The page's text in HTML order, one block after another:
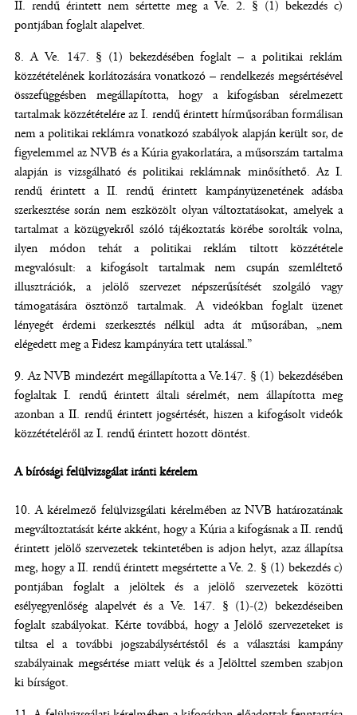
II. rendű érintett nem sértette meg a Ve. 2. § (1) bekezdés c)
pontjában foglalt alapelvet.
A Ve. 147. § (1) bekezdésében foglalt – a politikai reklám
közzétételének korlátozására vonatkozó – rendelkezés megsértésével
összefüggésben megállapította, hogy a kifogásban sérelmezett
tartalmak közzétételére az I. rendű érintett hírműsorában formálisan
nem a politikai reklámra vonatkozó szabályok alapján került sor, de
figyelemmel az NVB és a Kúria gyakorlatára, a műsorszám tartalma
alapján is vizsgálható és politikai reklámnak minősíthető. Az I.
rendű érintett a II. rendű érintett kampányüzenetének adásba
szerkesztése során nem eszközölt olyan változtatásokat, amelyek a
tartalmat a közügyekről szóló tájékoztatás körébe sorolták volna,
ilyen módon tehát a politikai reklám tiltott közzététele
megvalósult: a kifogásolt tartalmak nem csupán szemléltető
illusztrációk, a jelölő szervezet népszerűsítését szolgáló vagy
támogatására ösztönző tartalmak. A videókban foglalt üzenet
lényegét érdemi szerkesztés nélkül adta át műsorában, „nem
elégedett meg a Fidesz kampányára tett utalással.”
Az NVB mindezért megállapította a Ve.147. § (1) bekezdésében
foglaltak I. rendű érintett általi sérelmét, nem állapította meg
azonban a II. rendű érintett jogsértését, hiszen a kifogásolt videók
közzétételéről az I. rendű érintett hozott döntést.
A bírósági felülvizsgálat iránti kérelem
A kérelmező felülvizsgálati kérelmében az NVB határozatának
megváltoztatását kérte akként, hogy a Kúria a kifogásnak a II. rendű
érintett jelölő szervezetek tekintetében is adjon helyt, azaz állapítsa
meg, hogy a II. rendű érintett megsértette a Ve. 2. § (1) bekezdés c)
pontjában foglalt a jelöltek és a jelölő szervezetek közötti
esélyegyenlőség alapelvét és a Ve. 147. § (1)-(2) bekezdéseiben
foglalt szabályokat. Kérte továbbá, hogy a Jelölő szervezeteket is
tiltsa el a további jogszabálysértéstől és a választási kampány
szabályainak megsértése miatt velük és a Jelölttel szemben szabjon
ki bírságot.